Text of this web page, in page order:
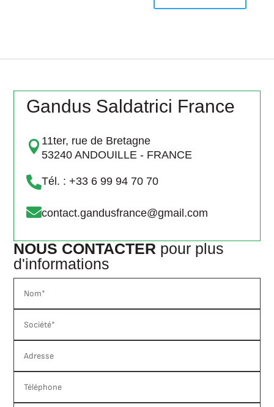
Gandus Saldatrici France
 11ter, rue de Bretagne
53240 ANDOUILLE - FRANCE
Tél. : +33 6 99 94 70 70
contact.gandusfrance@gmail.com
NOUS CONTACTER pour plus
d'informations